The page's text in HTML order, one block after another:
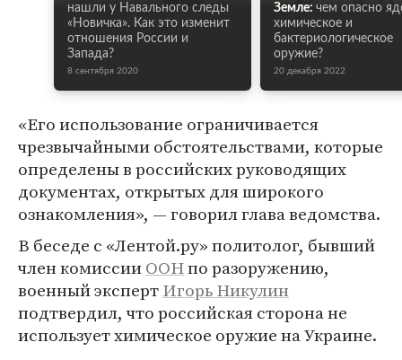
нашли у Навального следы
«Новичка». Как это изменит
отношения России и
Запада?
8 сентября 2020
Земле: чем опасно
химическое и
бактериологическое
оружие?
20 декабря 2022
«Его использование ограничивается
чрезвычайными обстоятельствами, которые
определены в российских руководящих
документах, открытых для широкого
ознакомления», — говорил глава ведомства.
В беседе с «Лентой.ру» политолог, бывший
член комиссииООНпо разоружению,
военный экспертИгорь Никулин
подтвердил, что российская сторона не
использует химическое оружие на Украине.